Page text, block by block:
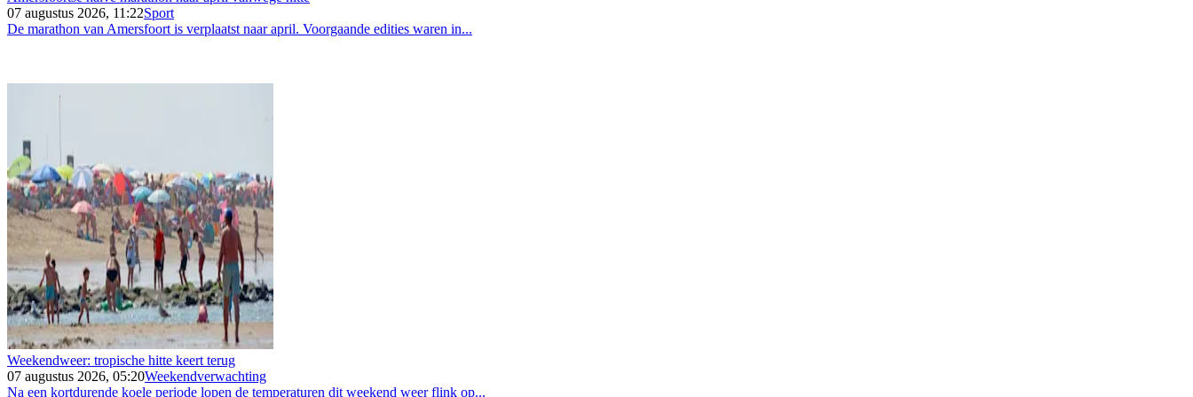
07 augustus 2026, 11:22Sport
De marathon van Amersfoort is verplaatst naar april. Voorgaande edities waren in...
Weekendweer: tropische hitte keert terug
07 augustus 2026, 05:20Weekendverwachting
Na een kortdurende koele periode lopen de temperaturen dit weekend weer flink op...